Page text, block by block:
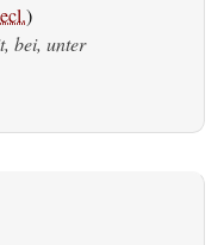
)
bei, unter